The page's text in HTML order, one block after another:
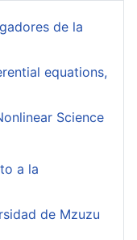
de la
equations,
Science
a la
de Mzuzu